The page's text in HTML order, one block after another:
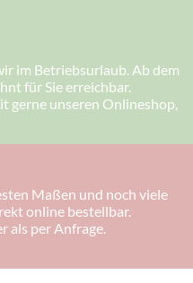
im Betriebsurlaub. Ab dem
für Sie erreichbar.
gerne unseren Onlineshop,
Maßen und noch viele
online bestellbar.
als per Anfrage.